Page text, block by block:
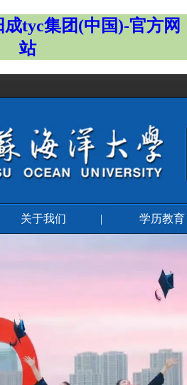
tyc集团(中国)-官方网
站
关于我们 | 学历教育